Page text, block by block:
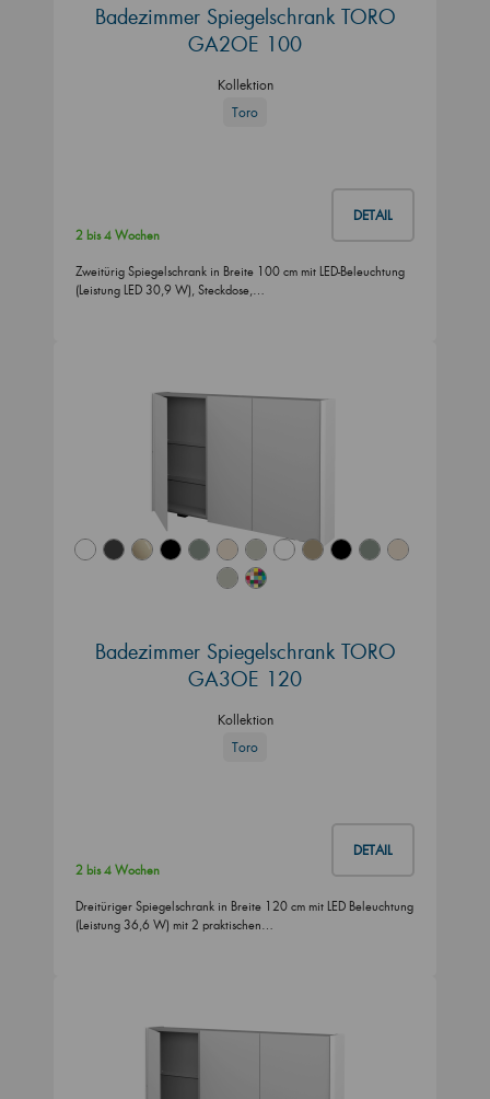
Badezimmer Spiegelschrank TORO
GA2OE 100
Kollektion
Toro
DETAIL
2 bis 4 Wochen
Zweitürig Spiegelschrank in Breite 100 cm mit LED-Beleuchtung
(Leistung LED 30,9 W), Steckdose,…
Badezimmer Spiegelschrank TORO
GA3OE 120
Kollektion
Toro
DETAIL
2 bis 4 Wochen
Dreitüriger Spiegelschrank in Breite 120 cm mit LED Beleuchtung
(Leistung 36,6 W) mit 2 praktischen…